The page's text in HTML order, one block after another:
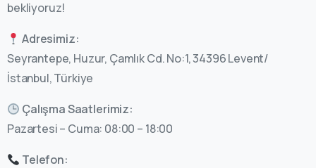
bekliyoruz!
Adresimiz:
Seyrantepe, Huzur, Çamlık Cd. No:1, 34396 Levent/
İstanbul, Türkiye
Çalışma Saatlerimiz:
Pazartesi – Cuma: 08:00 – 18:00
Telefon: